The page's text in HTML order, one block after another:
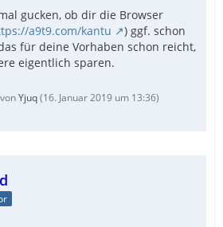
gucken, ob dir die Browser
a9t9.com/kantu
) ggf. schon
für deine Vorhaben schon reicht,
eigentlich sparen.
Yjuq(16. Januar 2019 um 13:36)